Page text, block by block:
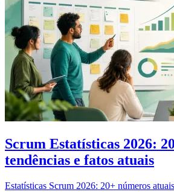
Scrum Estatísticas 2026:
tendências e fatos atuais
Estatísticas Scrum 2026: 20+ números